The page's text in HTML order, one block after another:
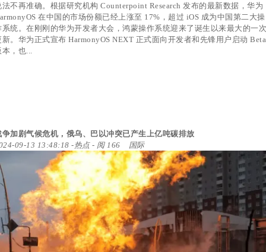
法不再准确。根据研究机构 Counterpoint Research 发布的最新数据，华为
在中国的市场份额已经上涨至 17%，超过 iOS 成为中国第二大操
系统。在刚刚的华为开发者大会，鸿蒙操作系统迎来了诞生以来最大的一次
新。华为正式宣布 HarmonyOS NEXT 正式面向开发者和先锋用户启动 Beta
，也...
争加剧气候危机，俄乌、巴以冲突已产生上亿吨碳排放
09-13 13:48:18 -热点- 阅 166 国际